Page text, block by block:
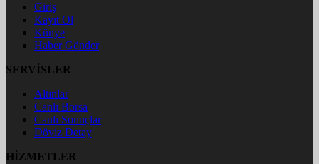
Giriş
Kayıt Ol
Künye
Haber Gönder
SERVİSLER
Altınlar
Canlı Borsa
Canlı Sonuçlar
Döviz Detay
HİZMETLER